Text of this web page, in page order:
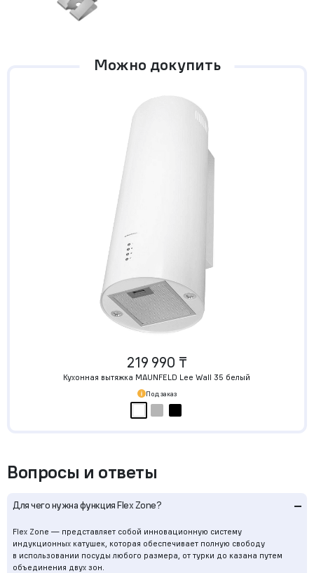
Вопросы и ответы
Для чего нужна функция Flex Zone? –
Flex Zone — представляет собой инновационную систему
индукционных катушек, которая обеспечивает полную свободу
в использовании посуды любого размера, от турки до казана путем
объединения двух зон.
Можно докупить
219 990 ₸
Кухонная вытяжка MAUNFELD Lee Wall 35 белый
Под заказ